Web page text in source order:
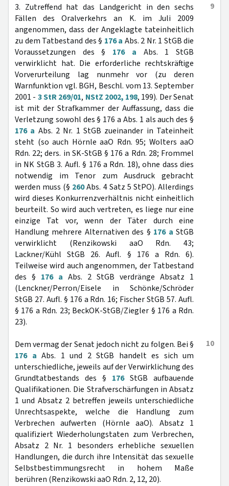
9
3. Zutreffend hat das Landgericht in den sechs
Fällen des Oralverkehrs an K. im Juli 2009
angenommen, dass der Angeklagte tateinheitlich
zu dem Tatbestand des § 176 a Abs. 2 Nr. 1 StGB die
Voraussetzungen des § 176 a Abs. 1 StGB
verwirklicht hat. Die erforderliche rechtskräftige
Vorverurteilung lag nunmehr vor (zu deren
Warnfunktion vgl. BGH, Beschl. vom 13. September
2001 - 3 StR 269/01, NStZ 2002, 198, 199). Der Senat
ist mit der Strafkammer der Auffassung, dass die
Verletzung sowohl des § 176 a Abs. 1 als auch des §
176 a Abs. 2 Nr. 1 StGB zueinander in Tateinheit
steht (so auch Hörnle aaO Rdn. 95; Wolters aaO
Rdn. 22; ders. in SK-StGB § 176 a Rdn. 28; Frommel
in NK StGB 3. Aufl. § 176 a Rdn. 18), ohne dass dies
notwendig im Tenor zum Ausdruck gebracht
werden muss (§ 260Abs. 4 Satz 5 StPO). Allerdings
wird dieses Konkurrenzverhältnis nicht einheitlich
beurteilt. So wird auch vertreten, es liege nur eine
einzige Tat vor, wenn der Täter durch eine
Handlung mehrere Alternativen des § 176 a StGB
verwirklicht (Renzikowski aaO Rdn. 43;
Lackner/Kühl StGB 26. Aufl. § 176 a Rdn. 6).
Teilweise wird auch angenommen, der Tatbestand
des § 176 a Abs. 2 StGB verdränge Absatz 1
(Lenckner/Perron/Eisele in Schönke/Schröder
StGB 27. Aufl. § 176 a Rdn. 16; Fischer StGB 57. Aufl.
§ 176 a Rdn. 23; BeckOK-StGB/Ziegler § 176 a Rdn.
23).
10
Dem vermag der Senat jedoch nicht zu folgen. Bei §
176 a Abs. 1 und 2 StGB handelt es sich um
unterschiedliche, jeweils auf der Verwirklichung des
Grundtatbestands des § 176StGB aufbauende
Qualifikationen. Die Strafverschärfungen in Absatz
1 und Absatz 2 betreffen jeweils unterschiedliche
Unrechtsaspekte, welche die Handlung zum
Verbrechen aufwerten (Hörnle aaO). Absatz 1
qualifiziert Wiederholungstaten zum Verbrechen,
Absatz 2 Nr. 1 besonders erhebliche sexuellen
Handlungen, die durch ihre Intensität das sexuelle
Selbstbestimmungsrecht in hohem Maße
berühren (Renzikowski aaO Rdn. 2, 12, 20).